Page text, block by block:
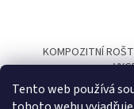
Tento web používá
KOMPOZITNÍ